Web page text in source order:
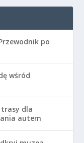
po
wśród
trasy dla
autem